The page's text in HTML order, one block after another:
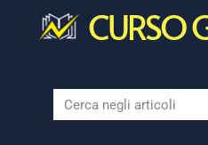
CURSO